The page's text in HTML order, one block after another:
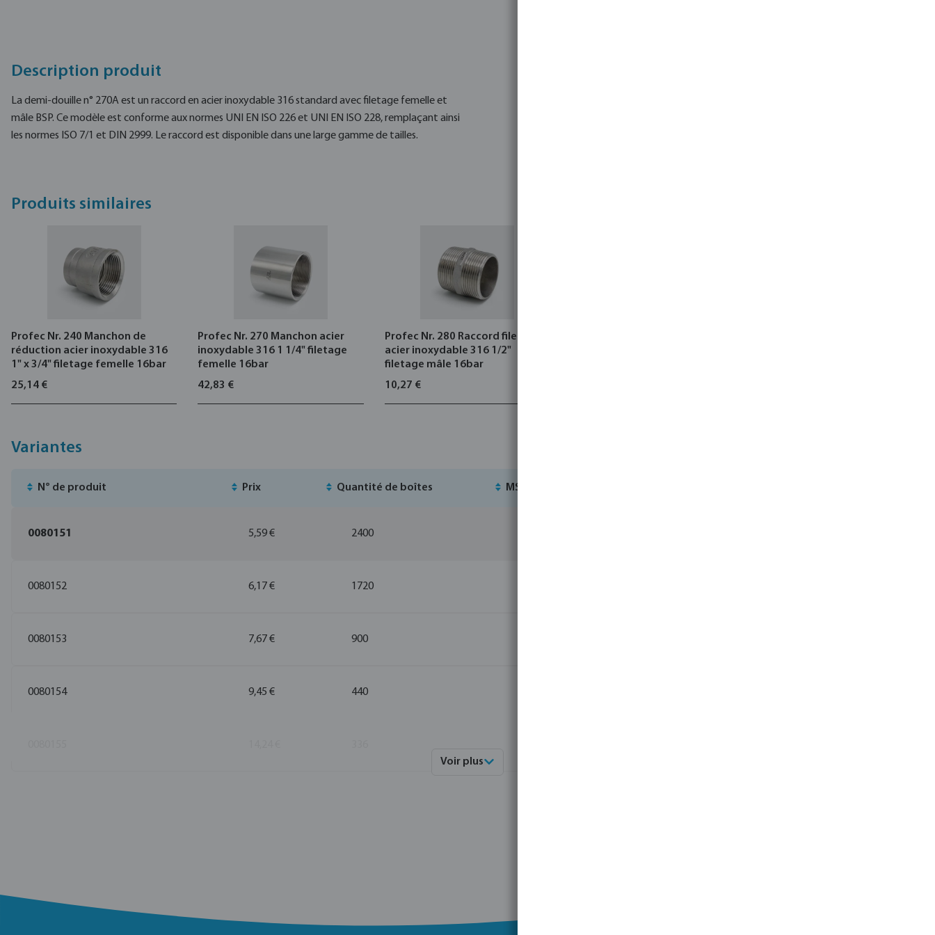
Description produit
La demi-douille n° 270A est un raccord en acier inoxydable 316 standard avec filetage femelle et
mâle BSP. Ce modèle est conforme aux normes UNI EN ISO 226 et UNI EN ISO 228, remplaçant ainsi
les normes ISO 7/1 et DIN 2999. Le raccord est disponible dans une large gamme de tailles.
Produits similaires
Profec Nr. 240 Manchon de
réduction acier inoxydable 316
1" x 3/4" filetage femelle 16bar
25,14 €
Profec Nr. 270 Manchon acier
inoxydable 316 1 1/4" filetage
femelle 16bar
42,83 €
Profec Nr. 280 Raccord fileté
acier inoxydable 316 1/2"
filetage mâle 16bar
10,27 €
Variantes
N° de produit Prix Quantité de boîtes MSQ
0080151 5,59 € 2400
0080152 6,17 € 1720
0080153 7,67 € 900
0080154 9,45 € 440
Voir plus